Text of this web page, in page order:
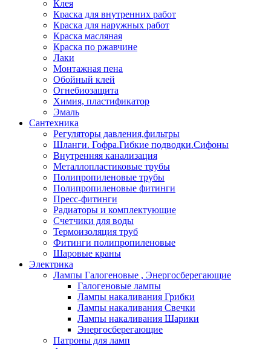
Клея
Краска для внутренних работ
Краска для наружных работ
Краска масляная
Краска по ржавчине
Лаки
Монтажная пена
Обойный клей
Огнебиозащита
Химия, пластификатор
Эмаль
Сантехника
Регуляторы давления,фильтры
Шланги. Гофра.Гибкие подводки.Сифоны
Внутренняя канализация
Металлопластиковые трубы
Полипропиленовые трубы
Полипропиленовые фитинги
Пресс-фитинги
Радиаторы и комплектующие
Счетчики для воды
Термоизоляция труб
Фитинги полипропиленовые
Шаровые краны
Электрика
Лампы Галогеновые , Энергосберегающие
Галогеновые лампы
Лампы накаливания Грибки
Лампы накаливания Свечки
Лампы накаливания Шарики
Энергосберегающие
Патроны для ламп